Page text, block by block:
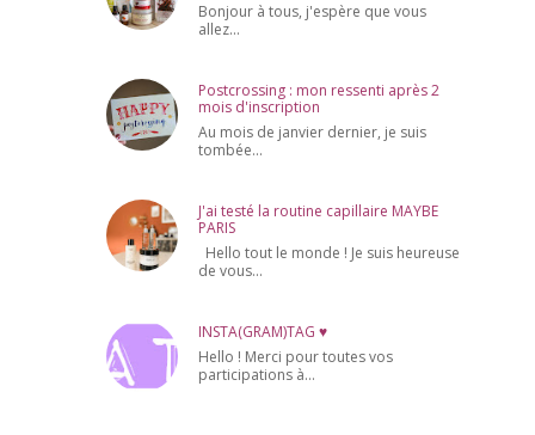
Bonjour à tous, j'espère que vous
allez...
Postcrossing : mon ressenti après 2
mois d'inscription
Au mois de janvier dernier, je suis
tombée...
J'ai testé la routine capillaire MAYBE
PARIS
Hello tout le monde ! Je suis heureuse
de vous...
INSTA(GRAM)TAG ♥
Hello ! Merci pour toutes vos
participations à...